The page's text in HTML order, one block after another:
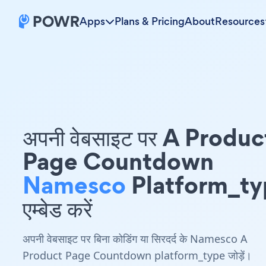
Apps Plans & PricingAboutResources
अपनी वेबसाइट पर A
Page Countdown
Namesco
एम्बेड करें
अपनी वेबसाइट पर बिना कोडिंग या सिरदर्द के Namesco A
Product Page Countdown platform_type जोड़ें।